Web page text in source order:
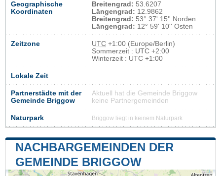
Geographische
Koordinaten
Breitengrad: 53.6207
Längengrad: 12.9862
Breitengrad: 53° 37' 15'' Norden
Längengrad: 12° 59' 10'' Osten
Zeitzone UTC +1:00 (Europe/Berlin)
Sommerzeit : UTC +2:00
Winterzeit : UTC +1:00
Lokale Zeit
Partnerstädte mit der
Gemeinde Briggow
Aktuell hat die Gemeinde Briggow
keine Partnergemeinden
Naturpark Briggow liegt in keinem Naturpark
NACHBARGEMEINDEN DER
GEMEINDE BRIGGOW